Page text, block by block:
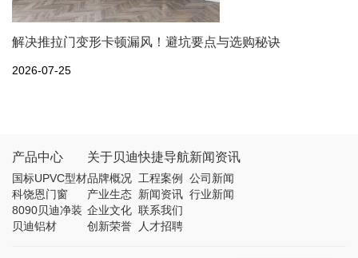
解决推拉门变形卡顿漏风！避坑要点与选购秘诀
2026-07-25
产品中心
国标UPVC型材
科饶恩门窗
8090贝迪净装
贝迪铝材
关于贝迪
品牌概况
产业生态
企业文化
创新荣誉
快捷导航
工程案例
新闻资讯
联系我们
人才招聘
新闻资讯
公司新闻
行业新闻